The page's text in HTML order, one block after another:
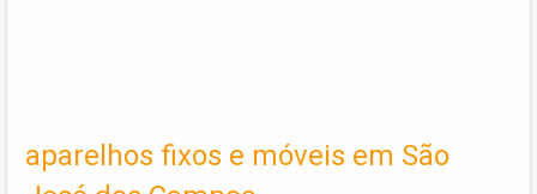
aparelhos fixos e móveis em São